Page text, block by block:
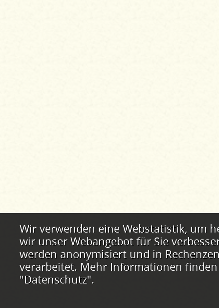
Webstatistik
Wir verwenden eine Webstatistik, um
wir unser Webangebot für Sie
werden anonymisiert und in
verarbeitet. Mehr Informationen
"Datenschutz".